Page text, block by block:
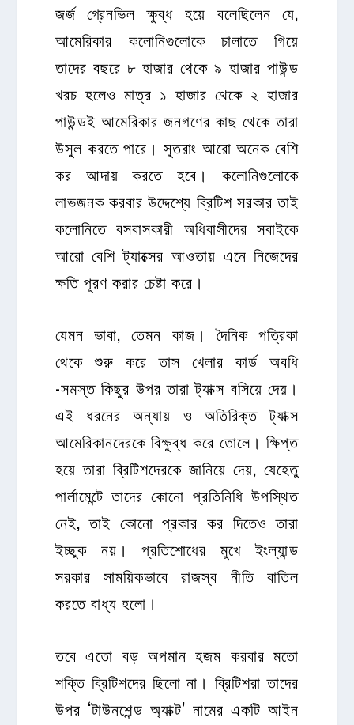
জর্জ গ্রেনভিল ক্ষুব্ধ হয়ে বলেছিলেন যে,
আমেরিকার কলোনিগুলোকে চালাতে গিয়ে
তাদের বছরে ৮ হাজার থেকে ৯ হাজার পাউন্ড
খরচ হলেও মাত্র ১ হাজার থেকে ২ হাজার
পাউন্ডই আমেরিকার জনগণের কাছ থেকে তারা
উসুল করতে পারে। সুতরাং আরো অনেক বেশি
কর আদায় করতে হবে। কলোনিগুলোকে
লাভজনক করবার উদ্দেশ্যে ব্রিটিশ সরকার তাই
কলোনিতে বসবাসকারী অধিবাসীদের সবাইকে
আরো বেশি ট্যাক্সের আওতায় এনে নিজেদের
ক্ষতি পূরণ করার চেষ্টা করে।
যেমন ভাবা, তেমন কাজ। দৈনিক পত্রিকা
থেকে শুরু করে তাস খেলার কার্ড অবধি
-সমস্ত কিছুর উপর তারা ট্যাক্স বসিয়ে দেয়।
এই ধরনের অন্যায় ও অতিরিক্ত ট্যাক্স
আমেরিকানদেরকে বিক্ষুব্ধ করে তোলে। ক্ষিপ্ত
হয়ে তারা ব্রিটিশদেরকে জানিয়ে দেয়, যেহেতু
পার্লামেন্টে তাদের কোনো প্রতিনিধি উপস্থিত
নেই, তাই কোনো প্রকার কর দিতেও তারা
ইচ্ছুক নয়। প্রতিশোধের মুখে ইংল্যান্ড
সরকার সাময়িকভাবে রাজস্ব নীতি বাতিল
করতে বাধ্য হলো।
তবে এতো বড় অপমান হজম করবার মতো
শক্তি ব্রিটিশদের ছিলো না। ব্রিটিশরা তাদের
উপর ‘টাউনশেন্ড অ্যাক্ট’ নামের একটি আইন